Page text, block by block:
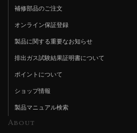
補修部品のご注文
オンライン保証登録
製品に関する重要なお知らせ
排出ガス試験結果証明書について
ポイントについて
ショップ情報
製品マニュアル検索
About